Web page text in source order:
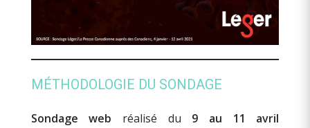
MÉTHODOLOGIE DU SONDAGE
Sondage web réalisé du 9 au 11 avril